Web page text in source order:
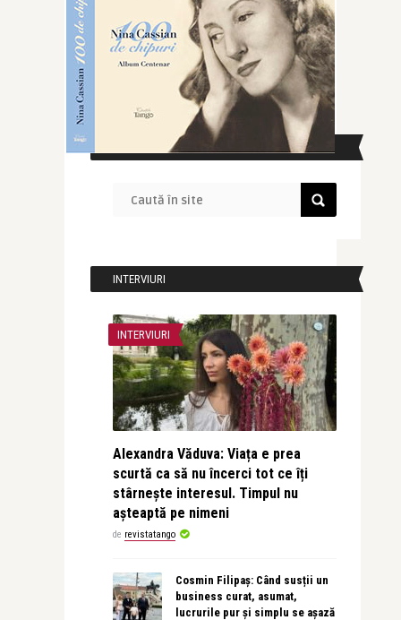
CAUTĂ ÎN SITE
INTERVIURI
INTERVIURI
Alexandra Văduva: Viața e prea
scurtă ca să nu încerci tot ce îți
stârnește interesul. Timpul nu
așteaptă pe nimeni
de revistatango
Cosmin Filipaș: Când susții un
business curat, asumat,
lucrurile pur și simplu se așază